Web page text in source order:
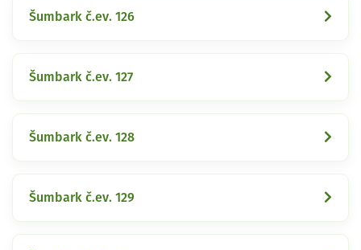
Šumbark č.ev. 126
Šumbark č.ev. 127
Šumbark č.ev. 128
Šumbark č.ev. 129